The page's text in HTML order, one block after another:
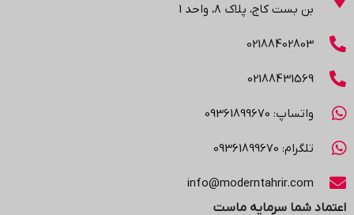
بن بست کاج، پلاک ۸، واحد 1
02188402803
02188431569
واتساپ: 09361899670
تلگرام: 09361899670
info@moderntahrir.com
اعتماد شما سرمایه ماست